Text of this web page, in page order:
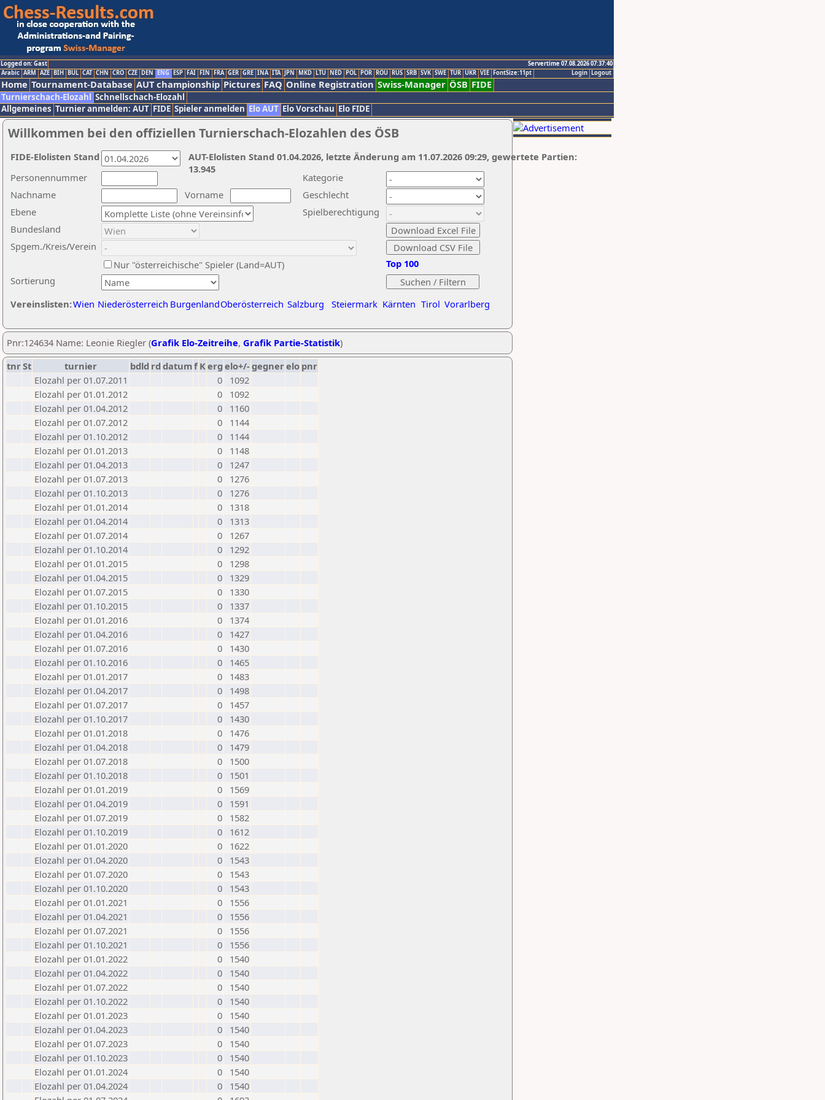
Logged on: Gast
Servertime 07.08.2026 07:37:40
Logout
Login
Arabic ARM AZE BIH BUL CAT CHN CRO CZE DEN ENG ESP FAI FIN FRA GER GRE INA ITA JPN MKD LTU NED POL POR ROU RUS SRB SVK SWE TUR UKR VIE FontSize:11pt
Home Tournament-Database AUT championship Pictures FAQ Online Registration Swiss-Manager ÖSB FIDE
Turnierschach-Elozahl Schnellschach-Elozahl
Allgemeines Turnier anmelden: AUT FIDE Spieler anmelden Elo AUT Elo Vorschau Elo FIDE
Willkommen bei den offiziellen Turnierschach-Elozahlen des ÖSB
Nachname
Vorname
Ebene
Kategorie
Sortierung
Personennummer
Bundesland
Spgem./Kreis/Verein
Geschlecht
Nur "österreichische" Spieler (Land=AUT)
Spielberechtigung
Vereinslisten:Wien Niederösterreich BurgenlandOberösterreich Salzburg Steiermark Kärnten Tirol Vorarlberg
Top 100
AUT-Elolisten Stand 01.04.2026, letzte Änderung am 11.07.2026 09:29, gewertete Partien:
13.945
FIDE-Elolisten Stand
Pnr:124634 Name: Leonie Riegler (Grafik Elo-Zeitreihe, Grafik Partie-Statistik)
tnrSt turnier bdld rd datumf Kerg elo+/-gegnerelo pnr
Elozahl per 01.07.2011
0
1092
Elozahl per 01.01.2012
0
1092
Elozahl per 01.04.2012
0
1160
Elozahl per 01.07.2012
0
1144
Elozahl per 01.10.2012
0
1144
Elozahl per 01.01.2013
0
1148
Elozahl per 01.04.2013
0
1247
Elozahl per 01.07.2013
0
1276
Elozahl per 01.10.2013
0
1276
Elozahl per 01.01.2014
0
1318
Elozahl per 01.04.2014
0
1313
Elozahl per 01.07.2014
0
1267
Elozahl per 01.10.2014
0
1292
Elozahl per 01.01.2015
0
1298
Elozahl per 01.04.2015
0
1329
Elozahl per 01.07.2015
0
1330
Elozahl per 01.10.2015
0
1337
Elozahl per 01.01.2016
0
1374
Elozahl per 01.04.2016
0
1427
Elozahl per 01.07.2016
0
1430
Elozahl per 01.10.2016
0
1465
Elozahl per 01.01.2017
0
1483
Elozahl per 01.04.2017
0
1498
Elozahl per 01.07.2017
0
1457
Elozahl per 01.10.2017
0
1430
Elozahl per 01.01.2018
0
1476
Elozahl per 01.04.2018
0
1479
Elozahl per 01.07.2018
0
1500
Elozahl per 01.10.2018
0
1501
Elozahl per 01.01.2019
0
1569
Elozahl per 01.04.2019
0
1591
Elozahl per 01.07.2019
0
1582
Elozahl per 01.10.2019
0
1612
Elozahl per 01.01.2020
0
1622
Elozahl per 01.04.2020
0
1543
Elozahl per 01.07.2020
0
1543
Elozahl per 01.10.2020
0
1543
Elozahl per 01.01.2021
0
1556
Elozahl per 01.04.2021
0
1556
Elozahl per 01.07.2021
0
1556
Elozahl per 01.10.2021
0
1556
Elozahl per 01.01.2022
0
1540
Elozahl per 01.04.2022
0
1540
Elozahl per 01.07.2022
0
1540
Elozahl per 01.10.2022
0
1540
Elozahl per 01.01.2023
0
1540
Elozahl per 01.04.2023
0
1540
Elozahl per 01.07.2023
0
1540
Elozahl per 01.10.2023
0
1540
Elozahl per 01.01.2024
0
1540
Elozahl per 01.04.2024
0
1540